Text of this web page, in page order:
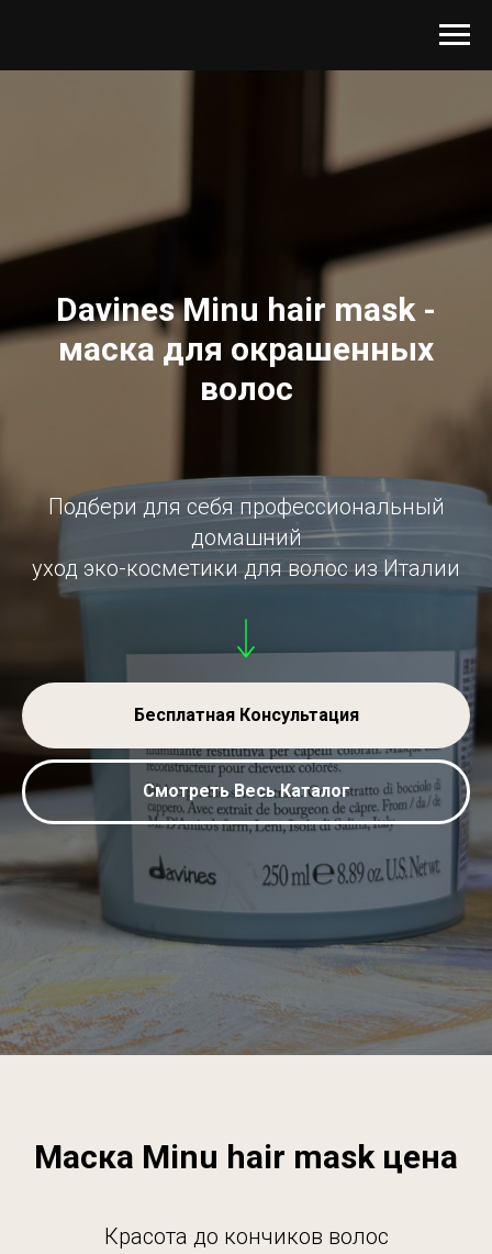
Davines Minu hair mask -
маска для окрашенных
волос
Подбери для себя профессиональный
домашний
уход эко-косметики для волос из Италии
Бесплатная Консультация
Смотреть Весь Каталог
Маска Minu hair mask цена
Красота до кончиков волос